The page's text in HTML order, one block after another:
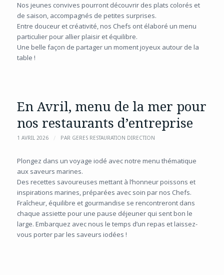
Nos jeunes convives pourront découvrir des plats colorés et
de saison, accompagnés de petites surprises.
Entre douceur et créativité, nos Chefs ont élaboré un menu
particulier pour allier plaisir et équilibre.
Une belle façon de partager un moment joyeux autour de la
table !
En Avril, menu de la mer pour
nos restaurants d’entreprise
1 AVRIL 2026 / PAR GERES RESTAURATION DIRECTION
Plongez dans un voyage iodé avec notre menu thématique
aux saveurs marines.
Des recettes savoureuses mettant à l’honneur poissons et
inspirations marines, préparées avec soin par nos Chefs.
Fraîcheur, équilibre et gourmandise se rencontreront dans
chaque assiette pour une pause déjeuner qui sent bon le
large. Embarquez avec nous le temps d’un repas et laissez-
vous porter par les saveurs iodées !